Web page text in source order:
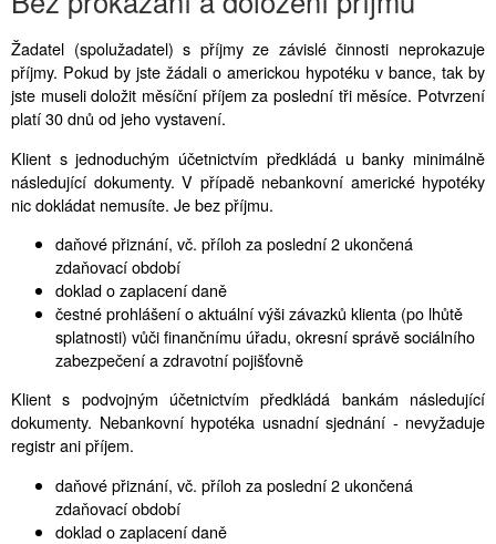
Žadatel (spolužadatel) s příjmy ze závislé činnosti neprokazuje
příjmy. Pokud by jste žádali o americkou hypotéku v bance, tak by
jste museli doložit měsíční příjem za poslední tři měsíce. Potvrzení
platí 30 dnů od jeho vystavení.
Klient s jednoduchým účetnictvím předkládá u banky minimálně
následující dokumenty. V případě nebankovní americké hypotéky
nic dokládat nemusíte. Je bez příjmu.
daňové přiznání, vč. příloh za poslední 2 ukončená
zdaňovací období
doklad o zaplacení daně
čestné prohlášení o aktuální výši závazků klienta (po lhůtě
splatnosti) vůči finančnímu úřadu, okresní správě sociálního
zabezpečení a zdravotní pojišťovně
Klient s podvojným účetnictvím předkládá bankám následující
dokumenty. Nebankovní hypotéka usnadní sjednání - nevyžaduje
registr ani příjem.
daňové přiznání, vč. příloh za poslední 2 ukončená
zdaňovací období
doklad o zaplacení daně